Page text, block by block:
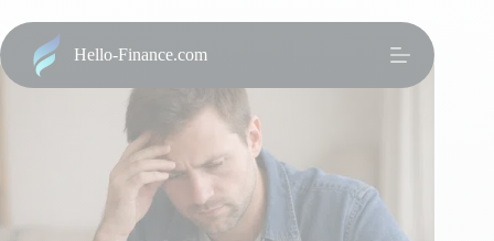
au
contenu
Hello-Finance.com